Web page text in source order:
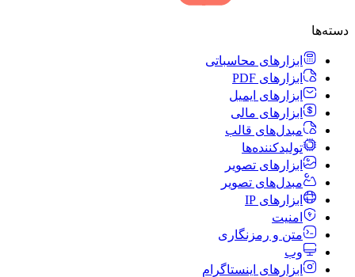
دسته‌ها
ابزارهای محاسباتی
ابزارهای PDF
ابزارهای ایمیل
ابزارهای مالی
مبدل‌های قالب
تولیدکننده‌ها
ابزارهای تصویر
مبدل‌های تصویر
ابزارهای IP
امنیت
متن و رمزنگاری
وب
ابزارهای اینستاگرام